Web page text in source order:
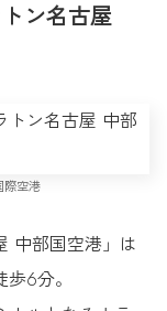
ン名古屋
際空港
中部国空港」は
6分。